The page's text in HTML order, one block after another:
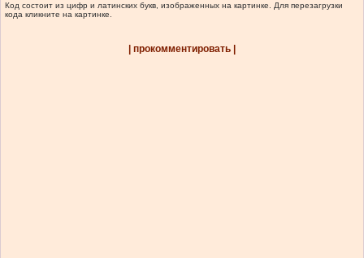
Код состоит из цифр и латинских букв, изображенных на картинке. Для перезагрузки
кода кликните на картинке.
| прокомментировать |